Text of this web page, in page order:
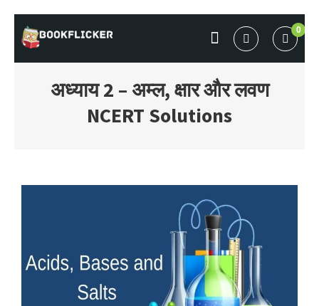
to
0
अध्याय 2 – अम्ल, क्षार और लवण
NCERT Solutions